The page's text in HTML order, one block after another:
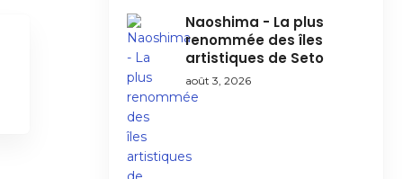
Naoshima - La plus
renommée des îles
artistiques de Seto
août 3, 2026